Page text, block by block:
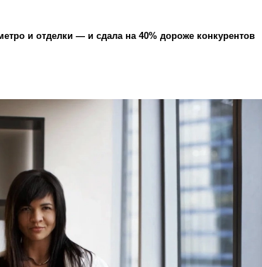
и отделки — и сдала на 40% дороже конкурентов